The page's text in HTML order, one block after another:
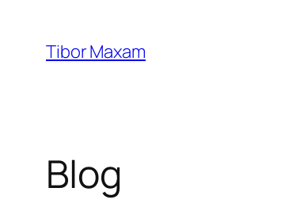
Inhalt
springen
Tibor Maxam
Blog